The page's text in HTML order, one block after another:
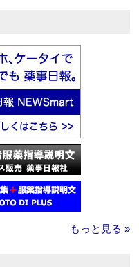
もっと見る »